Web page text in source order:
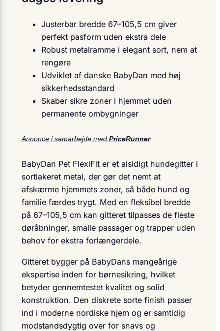
Justerbar bredde 67–105,5 cm giver
perfekt pasform uden ekstra dele
Robust metalramme i elegant sort, nem at
rengøre
Udviklet af danske BabyDan med høj
sikkerhedsstandard
Skaber sikre zoner i hjemmet uden
permanente ombygninger
Annonce i samarbejde med PriceRunner
BabyDan Pet FlexiFit er et alsidigt hundegitter i
sortlakeret metal, der gør det nemt at
afskærme hjemmets zoner, så både hund og
familie færdes trygt. Med en fleksibel bredde
på 67–105,5 cm kan gitteret tilpasses de fleste
døråbninger, smalle passager og trapper uden
behov for ekstra forlængerdele.
Gitteret bygger på BabyDans mangeårige
ekspertise inden for børnesikring, hvilket
betyder gennemtestet kvalitet og solid
konstruktion. Den diskrete sorte finish passer
ind i moderne nordiske hjem og er samtidig
modstandsdygtig over for snavs og